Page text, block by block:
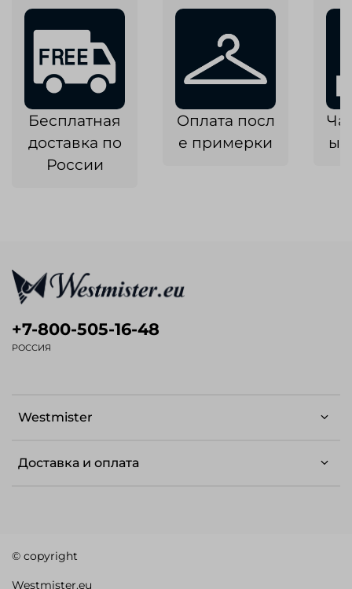
Бесплатная
доставка по
России
Оплата посл
е примерки
Westmister
Доставка и оплата
+7-800-505-16-48
РОССИЯ
© copyright
Westmister.eu